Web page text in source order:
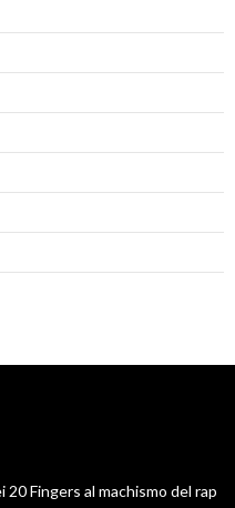
20 Fingers al machismo del rap